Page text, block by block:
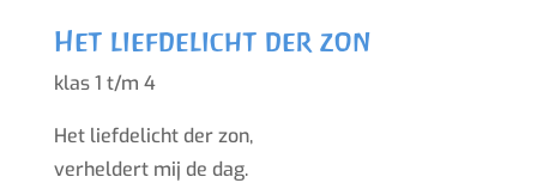
Het liefdelicht der zon
klas 1 t/m 4
Het liefdelicht der zon,
verheldert mij de dag.